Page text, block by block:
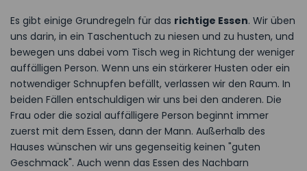
Es gibt einige Grundregeln für das richtige Essen. Wir üben
uns darin, in ein Taschentuch zu niesen und zu husten, und
bewegen uns dabei vom Tisch weg in Richtung der weniger
auffälligen Person. Wenn uns ein stärkerer Husten oder ein
notwendiger Schnupfen befällt, verlassen wir den Raum. In
beiden Fällen entschuldigen wir uns bei den anderen. Die
Frau oder die sozial auffälligere Person beginnt immer
zuerst mit dem Essen, dann der Mann. Außerhalb des
Hauses wünschen wir uns gegenseitig keinen "guten
Geschmack". Auch wenn das Essen des Nachbarn